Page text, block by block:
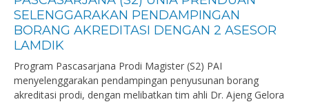
SELENGGARAKAN PENDAMPINGAN
BORANG AKREDITASI DENGAN 2 ASESOR
LAMDIK
Program Pascasarjana Prodi Magister (S2) PAI
menyelenggarakan pendampingan penyusunan borang
akreditasi prodi, dengan melibatkan tim ahli Dr. Ajeng Gelora